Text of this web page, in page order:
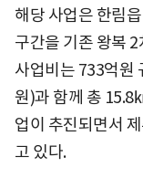
해당 사업은 한림
구간을 기존 왕복
사업비는 733억원
원)과 함께 총 15.8
업이 추진되면서
고 있다.